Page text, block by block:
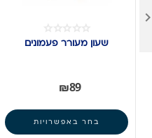
שעון מעורר פעמונים
₪89
בחר באפשרויות